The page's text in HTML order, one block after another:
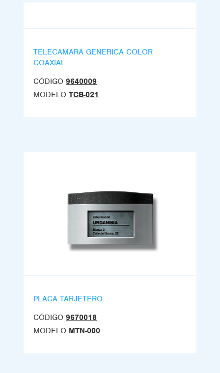
TELECAMARA GENERICA COLOR
COAXIAL
CÓDIGO 9640009
MODELO TCB-021
PLACA TARJETERO
CÓDIGO 9670018
MODELO MTN-000